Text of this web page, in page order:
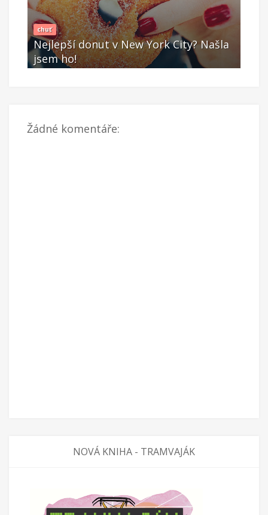
chuť
Nejlepší donut v New York City? Našla
jsem ho!
Žádné komentáře:
NOVÁ KNIHA - TRAMVAJÁK